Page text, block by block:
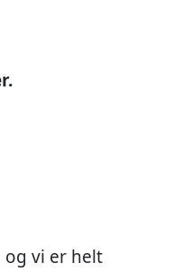
og vi er helt